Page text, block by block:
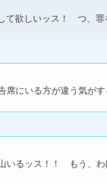
欲しいッス！ つ、罪
席にいる方が違う気がす
いるッス！！ もう、